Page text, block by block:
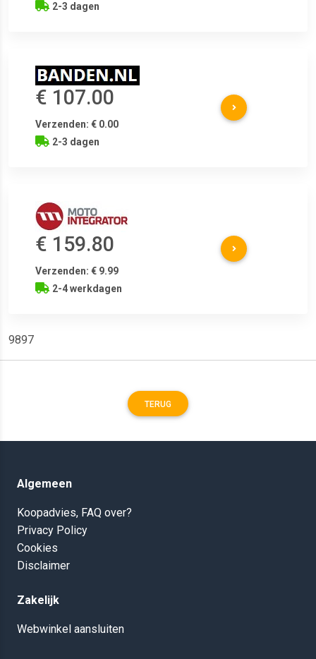
2-3 dagen
€ 107.00
Verzenden: € 0.00
2-3 dagen
€ 159.80
Verzenden: € 9.99
2-4 werkdagen
9897
TERUG
Algemeen
Koopadvies, FAQ over?
Privacy Policy
Cookies
Disclaimer
Zakelijk
Webwinkel aansluiten